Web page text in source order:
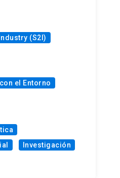
(S2I)
el Entorno
Investigación